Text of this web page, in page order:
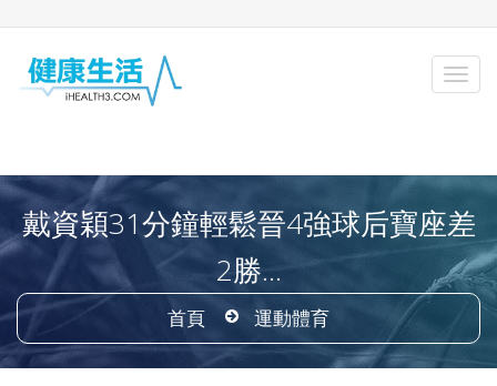
戴資穎31分鐘輕鬆晉4強球后寶座差
2勝...
首頁 運動體育